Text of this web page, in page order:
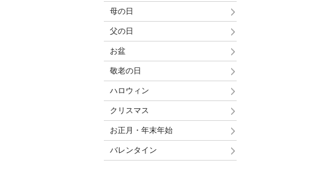
母の日
父の日
お盆
敬老の日
ハロウィン
クリスマス
お正月・年末年始
バレンタイン